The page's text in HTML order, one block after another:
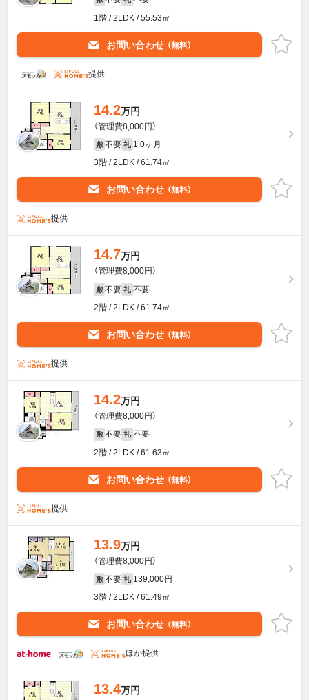
1階 / 2LDK / 55.53㎡
お問い合わせ （無料）
提供
14.2万円
（管理費8,000円）
敷 不要 礼 1.0ヶ月
3階 / 2LDK / 61.74㎡
お問い合わせ （無料）
提供
14.7万円
（管理費8,000円）
敷 不要 礼 不要
2階 / 2LDK / 61.74㎡
お問い合わせ （無料）
提供
14.2万円
（管理費8,000円）
敷 不要 礼 不要
2階 / 2LDK / 61.63㎡
お問い合わせ （無料）
提供
13.9万円
（管理費8,000円）
敷 不要 礼 139,000円
3階 / 2LDK / 61.49㎡
お問い合わせ （無料）
ほか提供
13.4万円